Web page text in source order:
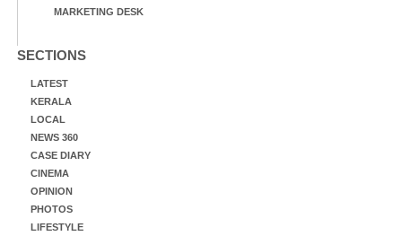
MARKETING DESK
SECTIONS
LATEST
KERALA
LOCAL
NEWS 360
CASE DIARY
CINEMA
OPINION
PHOTOS
LIFESTYLE